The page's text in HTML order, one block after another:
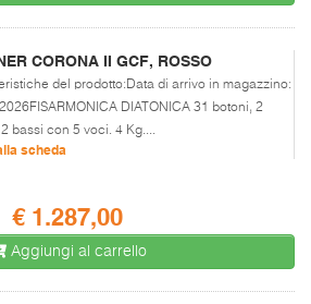
CORONA II GCF, ROSSO
del prodotto:Data di arrivo in magazzino:
DIATONICA 31 botoni, 2
bassi con 5 voci. 4 Kg....
scheda
€ 1.287,00
Aggiungi al carrello